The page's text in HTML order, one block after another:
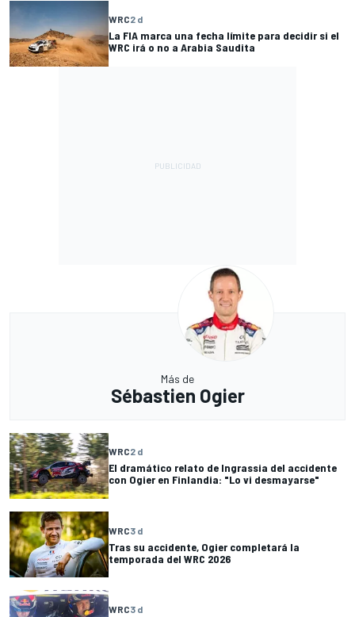
WRC2 d
La FIA marca una fecha límite para decidir si el
WRC irá o no a Arabia Saudita
Más de
Sébastien Ogier
WRC2 d
El dramático relato de Ingrassia del accidente
con Ogier en Finlandia: "Lo vi desmayarse"
WRC3 d
Tras su accidente, Ogier completará la
temporada del WRC 2026
WRC3 d